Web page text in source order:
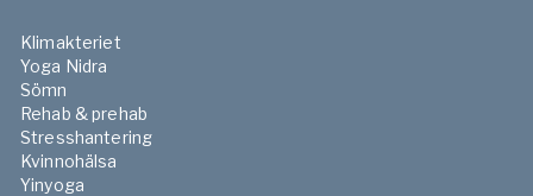
Klimakteriet
Yoga Nidra
Sömn
Rehab & prehab
Stresshantering
Kvinnohälsa
Yinyoga